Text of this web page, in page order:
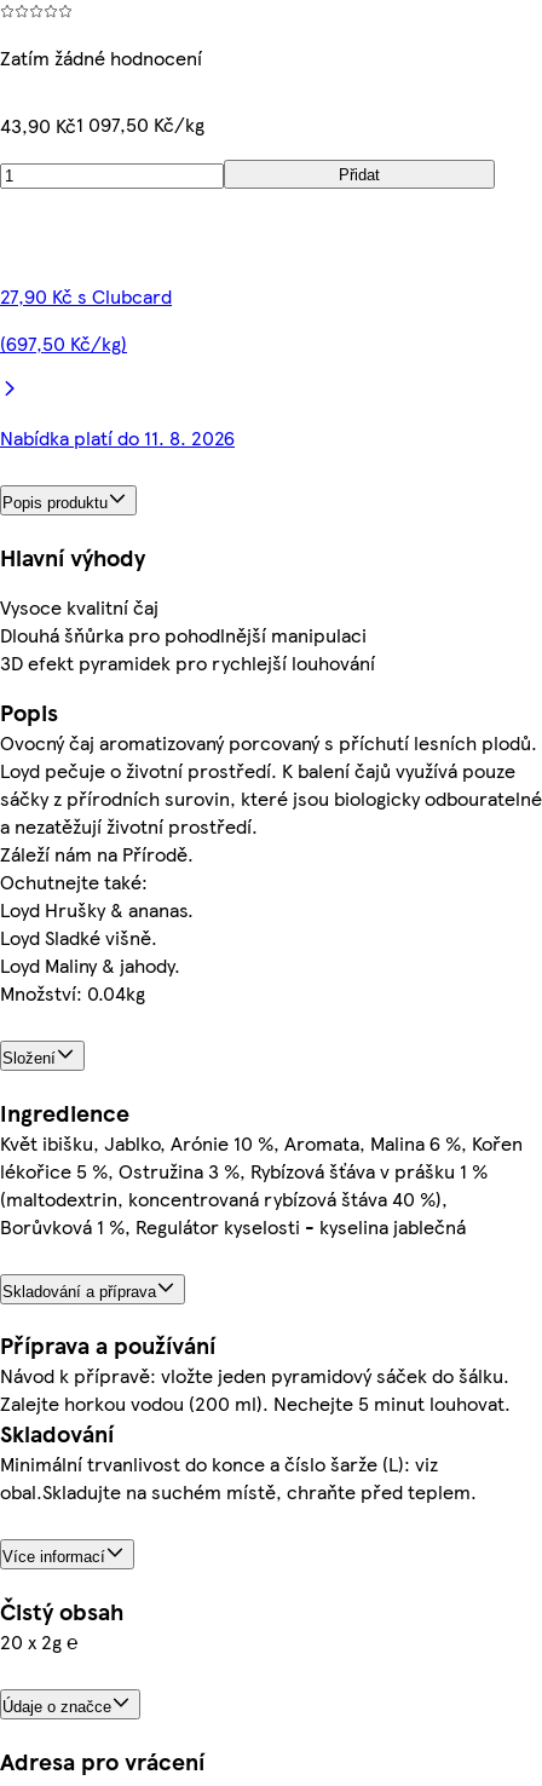
Zatím žádné hodnocení
43,90 Kč1 097,50 Kč/kg
Přidat
27,90 Kč s Clubcard
(697,50 Kč/kg)
Nabídka platí do 11. 8. 2026
Popis produktu
Hlavní výhody
Vysoce kvalitní čaj
Dlouhá šňůrka pro pohodlnější manipulaci
3D efekt pyramidek pro rychlejší louhování
Popis
Ovocný čaj aromatizovaný porcovaný s příchutí lesních plodů.
Loyd pečuje o životní prostředí. K balení čajů využívá pouze
sáčky z přírodních surovin, které jsou biologicky odbouratelné
a nezatěžují životní prostředí.
Záleží nám na Přírodě.
Ochutnejte také:
Loyd Hrušky & ananas.
Loyd Sladké višně.
Loyd Maliny & jahody.
Množství: 0.04kg
Složení
Ingredience
Květ ibišku, Jablko, Arónie 10 %, Aromata, Malina 6 %, Kořen
lékořice 5 %, Ostružina 3 %, Rybízová šťáva v prášku 1 %
(maltodextrin, koncentrovaná rybízová štáva 40 %),
Borůvková 1 %, Regulátor kyselosti - kyselina jablečná
Skladování a příprava
Příprava a používání
Návod k přípravě: vložte jeden pyramidový sáček do šálku.
Zalejte horkou vodou (200 ml). Nechejte 5 minut louhovat.
Skladování
Minimální trvanlivost do konce a číslo šarže (L): viz
obal.Skladujte na suchém místě, chraňte před teplem.
Více informací
Čistý obsah
20 x 2g ℮
Údaje o značce
Adresa pro vrácení